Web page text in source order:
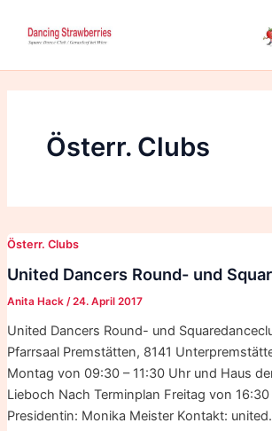
Inhalt
Österr. Clubs
Österr. Clubs
United Dancers Round- und
Anita Hack /24. April 2017
United Dancers Round- und
Pfarrsaal Premstätten, 8141
Montag von 09:30 – 11:30 Uhr und Haus
Lieboch Nach Terminplan Freitag von
Presidentin: Monika Meister Kontakt: